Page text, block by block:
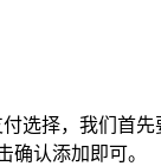
选择，我们首
确认添加即可。